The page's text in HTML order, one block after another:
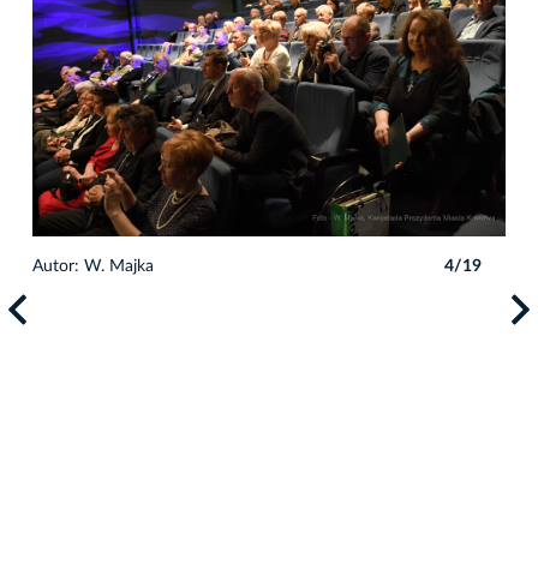
Autor: W. Majka 4/19